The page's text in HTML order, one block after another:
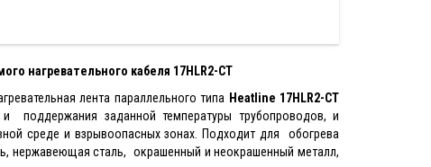
нагревательного кабеля 17HLR2-CT
лента параллельного типа Heatline 17HLR2-CT
поддержания заданной температуры трубопроводов, и
среде и взрывоопасных зонах. Подходит для обогрева
нержавеющая сталь, окрашенный и неокрашенный металл,